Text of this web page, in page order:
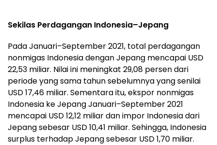
Sekilas Perdagangan Indonesia–Jepang
Pada Januari–September 2021, total perdagangan
nonmigas Indonesia dengan Jepang mencapai USD
22,53 miliar. Nilai ini meningkat 29,08 persen dari
periode yang sama tahun sebelumnya yang senilai
USD 17,46 miliar. Sementara itu, ekspor nonmigas
Indonesia ke Jepang Januari–September 2021
mencapai USD 12,12 miliar dan impor Indonesia dari
Jepang sebesar USD 10,41 miliar. Sehingga, Indonesia
surplus terhadap Jepang sebesar USD 1,70 miliar.